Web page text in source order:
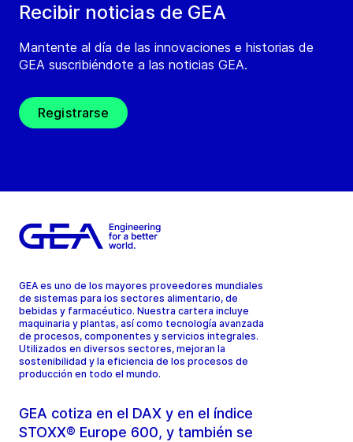
Recibir noticias de GEA
Mantente al día de las innovaciones e historias de
GEA suscribiéndote a las noticias GEA.
Registrarse
GEA es uno de los mayores proveedores mundiales
de sistemas para los sectores alimentario, de
bebidas y farmacéutico. Nuestra cartera incluye
maquinaria y plantas, así como tecnología avanzada
de procesos, componentes y servicios integrales.
Utilizados en diversos sectores, mejoran la
sostenibilidad y la eficiencia de los procesos de
producción en todo el mundo.
GEA cotiza en el DAX y en el índice
STOXX® Europe 600, y también se